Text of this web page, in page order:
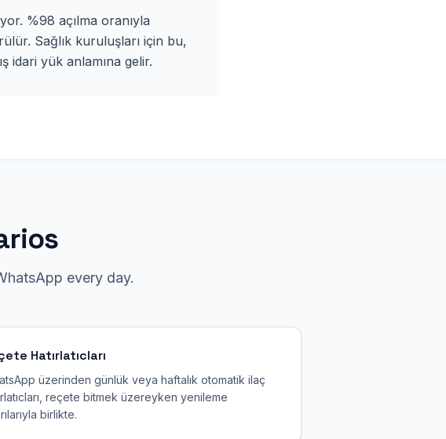
%98 açılma oranıyla
Sağlık kuruluşları için bu,
idari yük anlamına gelir.
every day.
Hatırlatıcları
üzerinden günlük veya haftalık otomatik ilaç
reçete bitmek üzereyken yenileme
birlikte.